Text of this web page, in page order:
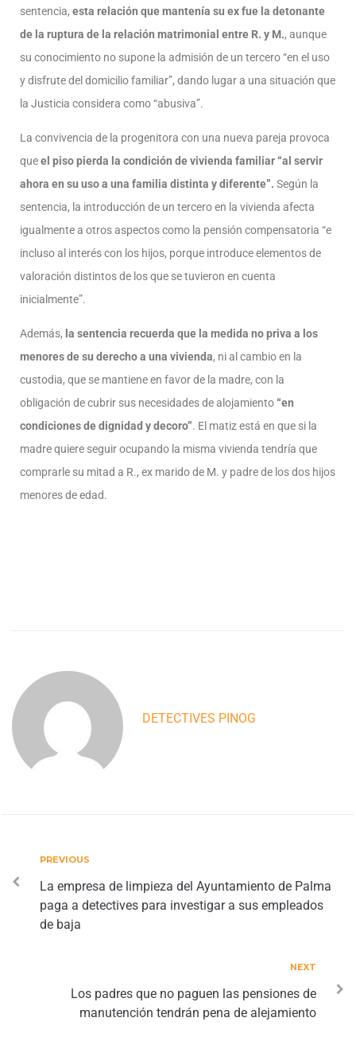
sentencia, esta relación que mantenía su ex fue la detonante
de la ruptura de la relación matrimonial entre R. y M., aunque
su conocimiento no supone la admisión de un tercero “en el uso
y disfrute del domicilio familiar”, dando lugar a una situación que
la Justicia considera como “abusiva”.
La convivencia de la progenitora con una nueva pareja provoca
queel piso pierda la condición de vivienda familiar “al servir
ahora en su uso a una familia distinta y diferente”. Según la
sentencia, la introducción de un tercero en la vivienda afecta
igualmente a otros aspectos como la pensión compensatoria “e
incluso al interés con los hijos, porque introduce elementos de
valoración distintos de los que se tuvieron en cuenta
inicialmente”.
Además, la sentencia recuerda que la medida no priva a los
menores de su derecho a una vivienda, ni al cambio en la
custodia, que se mantiene en favor de la madre, con la
obligación de cubrir sus necesidades de alojamiento“en
condiciones de dignidad y decoro”. El matiz está en que si la
madre quiere seguir ocupando la misma vivienda tendría que
comprarle su mitad a R., ex marido de M. y padre de los dos hijos
menores de edad.
DETECTIVES PINOG
PREVIOUS
La empresa de limpieza del Ayuntamiento de Palma
paga a detectives para investigar a sus empleados
de baja
NEXT
Los padres que no paguen las pensiones de
manutención tendrán pena de alejamiento